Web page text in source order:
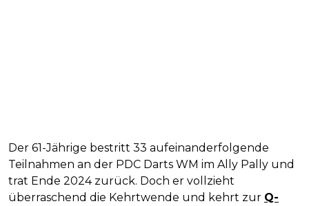
Der 61-Jährige bestritt 33 aufeinanderfolgende
Teilnahmen an der PDC Darts WM im Ally Pally und
trat Ende 2024 zurück. Doch er vollzieht
überraschend die Kehrtwende und kehrt zur Q-